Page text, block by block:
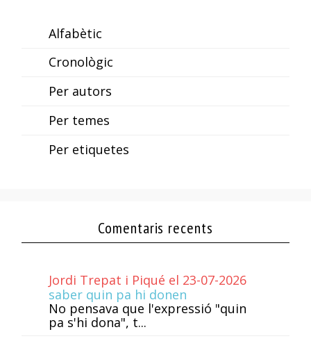
Alfabètic
Cronològic
Per autors
Per temes
Per etiquetes
Comentaris recents
Jordi Trepat i Piqué el 23-07-2026
saber quin pa hi donen
No pensava que l'expressió "quin
pa s'hi dona", t...